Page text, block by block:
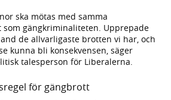
ska mötas med samma
som gängkriminaliteten. Upprepade
de allvarligaste brotten vi har, och
kunna bli konsekvensen, säger
talesperson för Liberalerna.
för gängbrott